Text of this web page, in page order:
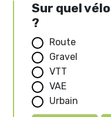
Sur quel
?
Route
Gravel
VTT
VAE
Urbain